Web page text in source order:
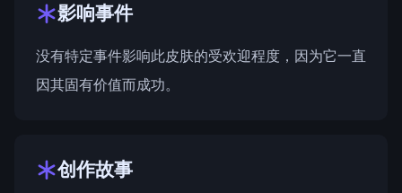
影响事件
没有特定事件影响此皮肤的受欢迎程度，因为它一直
因其固有价值而成功。
创作故事